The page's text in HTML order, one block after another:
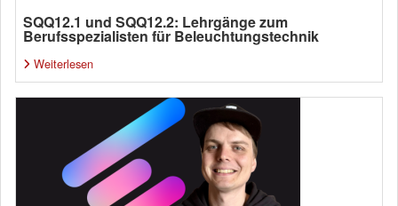
SQQ12.1 und SQQ12.2: Lehrgänge zum
Berufsspezialisten für Beleuchtungstechnik
Weiterlesen